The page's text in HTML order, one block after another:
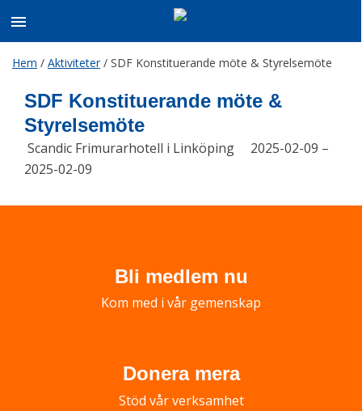
content
Hem / Aktiviteter/ SDF Konstituerande möte & Styrelsemöte
SDF Konstituerande möte &
Styrelsemöte
Scandic Frimurarhotell i Linköping
2025-02-09 –
2025-02-09
Bli medlem nu
Kom med i vår gemenskap
Donera mera
Stöd vår verksamhet